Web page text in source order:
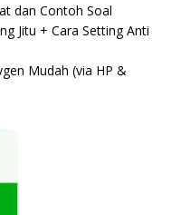
dan Contoh Soal
Jitu + Cara Setting Anti
Mudah (via HP &